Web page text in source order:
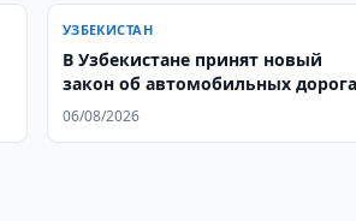
УЗБЕКИСТАН
В Узбекистане принят новый
закон об автомобильных
06/08/2026